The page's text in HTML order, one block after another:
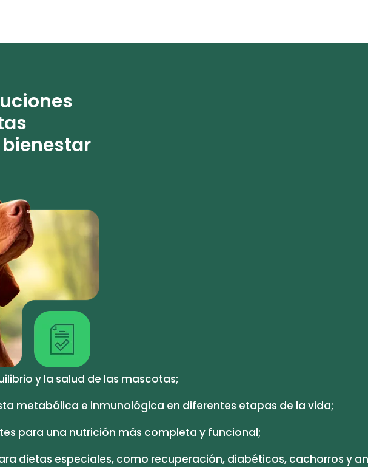
y la salud de las mascotas;
metabólica e inmunológica en diferentes etapas de la vida;
para una nutrición más completa y funcional;
dietas especiales, como recuperación, diabéticos, cachorros y